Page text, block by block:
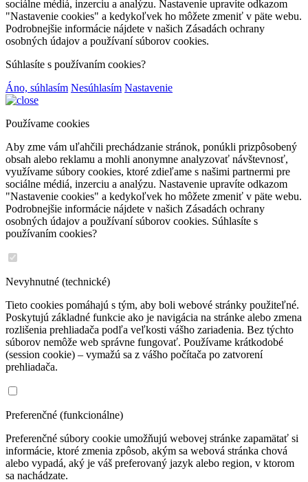
sociálne médiá, inzerciu a analýzu. Nastavenie upravíte odkazom
"Nastavenie cookies" a kedykoľvek ho môžete zmeniť v päte webu.
Podrobnejšie informácie nájdete v našich Zásadách ochrany
osobných údajov a používaní súborov cookies.
Súhlasíte s používaním cookies?
Áno, súhlasím Nesúhlasím Nastavenie
Používame cookies
Aby zme vám uľahčili prechádzanie stránok, ponúkli prizpôsobený
obsah alebo reklamu a mohli anonymne analyzovať návštevnosť,
využívame súbory cookies, ktoré zdieľame s našimi partnermi pre
sociálne médiá, inzerciu a analýzu. Nastavenie upravíte odkazom
"Nastavenie cookies" a kedykoľvek ho môžete zmeniť v päte webu.
Podrobnejšie informácie nájdete v našich Zásadách ochrany
osobných údajov a používaní súborov cookies. Súhlasíte s
používaním cookies?
Nevyhnutné (technické)
Tieto cookies pomáhajú s tým, aby boli webové stránky použiteľné.
Poskytujú základné funkcie ako je navigácia na stránke alebo zmena
rozlišenia prehliadača podľa veľkosti vášho zariadenia. Bez týchto
súborov nemôže web správne fungovať. Používame krátkodobé
(session cookie) – vymažú sa z vášho počítača po zatvorení
prehliadača.
Preferenčné (funkcionálne)
Preferenčné súbory cookie umožňujú webovej stránke zapamätať si
informácie, ktoré zmenia zpôsob, akým sa webová stránka chová
alebo vypadá, aký je váš preferovaný jazyk alebo region, v ktorom
sa nachádzate.